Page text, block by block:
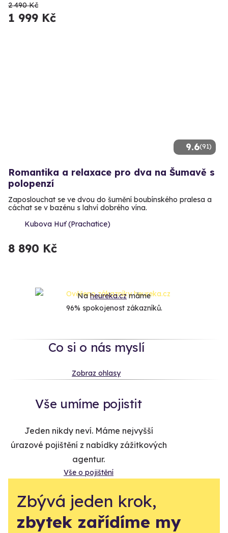
2 490 Kč
1 999 Kč
9.6(91)
Romantika a relaxace pro dva na Šumavě s
polopenzí
Zaposlouchat se ve dvou do šumění boubínského pralesa a
cáchat se v bazénu s lahví dobrého vína.
Kubova Huť (Prachatice)
8 890 Kč
Naheureka.czmáme
96% spokojenost zákazníků.
Co si o nás myslí
Zobraz ohlasy
Vše umíme pojistit
Jeden nikdy neví. Máme nejvyšší
úrazové pojištění z nabídky zážitkových
agentur.
Vše o pojištění
Zbývá jeden krok,
zbytek zařídíme my